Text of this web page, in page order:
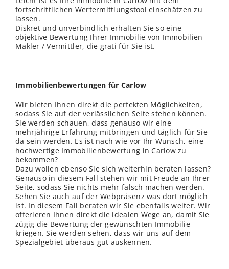
fortschrittlichen Wertermittlungstool einschätzen zu
lassen.
Diskret und unverbindlich erhalten Sie so eine
objektive Bewertung Ihrer Immobilie von Immobilien
Makler / Vermittler, die grati für Sie ist.
Immobilienbewertungen für Carlow
Wir bieten Ihnen direkt die perfekten Möglichkeiten,
sodass Sie auf derverlässlichen Seite stehen können.
Sie werden schauen, dass genauso wir eine
mehrjährige Erfahrung mitbringen und täglich für Sie
da sein werden. Es ist nach wie vor Ihr Wunsch, eine
hochwertige Immobilienbewertung in Carlow zu
bekommen?
Dazu wollen ebenso Sie sich weiterhin beraten lassen?
Genauso in diesem Fall stehen wir mit Freude an Ihrer
Seite, sodass Sie nichts mehr falsch machen werden.
Sehen Sie auch auf der Webpräsenz was dort möglich
ist. In diesem Fall beraten wir Sie ebenfalls weiter. Wir
offerieren Ihnen direkt die idealen Wege an, damit Sie
zügig die Bewertung der gewünschten Immobilie
kriegen. Sie werden sehen, dass wir uns auf dem
Spezialgebiet überaus gut auskennen.